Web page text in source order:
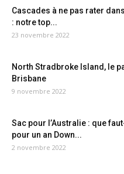
Cascades à ne pas rater
: notre top...
23 novembre 2022
North Stradbroke Island, le
Brisbane
9 novembre 2022
Sac pour l’Australie : que
pour un an Down...
2 novembre 2022